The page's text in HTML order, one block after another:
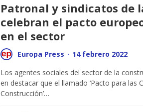
Patronal y sindicatos de
celebran el pacto
en el sector
Europa Press · 14 febrero 2022
Los agentes sociales del sector de la
en destacar que el llamado ‘Pacto para las
Construcción’…